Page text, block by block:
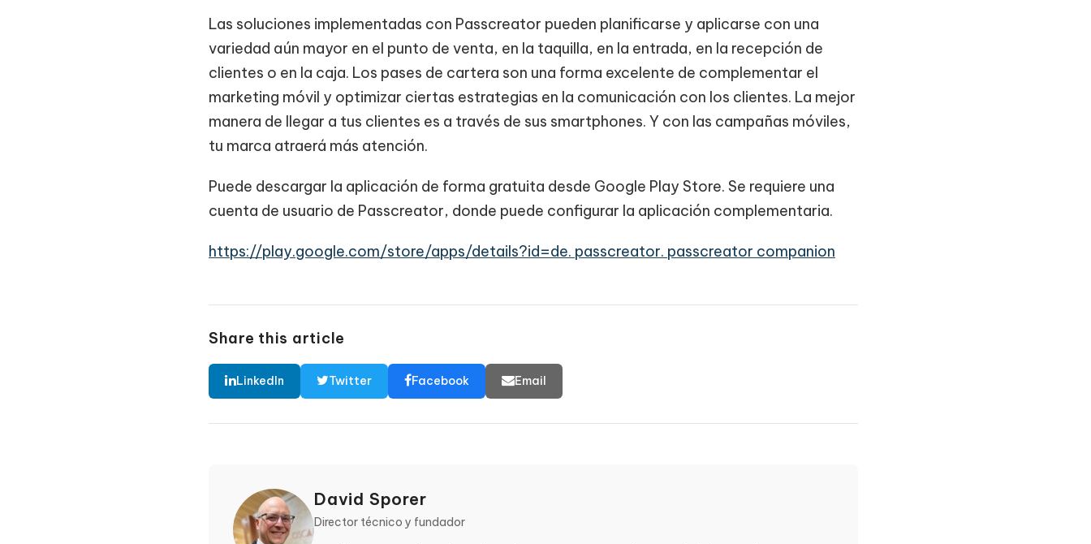
Las soluciones implementadas con Passcreator pueden planificarse y aplicarse con una
variedad aún mayor en el punto de venta, en la taquilla, en la entrada, en la recepción de
clientes o en la caja. Los pases de cartera son una forma excelente de complementar el
marketing móvil y optimizar ciertas estrategias en la comunicación con los clientes. La mejor
manera de llegar a tus clientes es a través de sus smartphones. Y con las campañas móviles,
tu marca atraerá más atención.
Puede descargar la aplicación de forma gratuita desde Google Play Store. Se requiere una
cuenta de usuario de Passcreator, donde puede configurar la aplicación complementaria.
https://play.google.com/store/apps/details?id=de. passcreator. passcreator companion
Share this article
LinkedIn Twitter Facebook Email
David Sporer
Director técnico y fundador